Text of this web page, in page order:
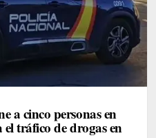
a cinco personas en
tráfico de drogas en